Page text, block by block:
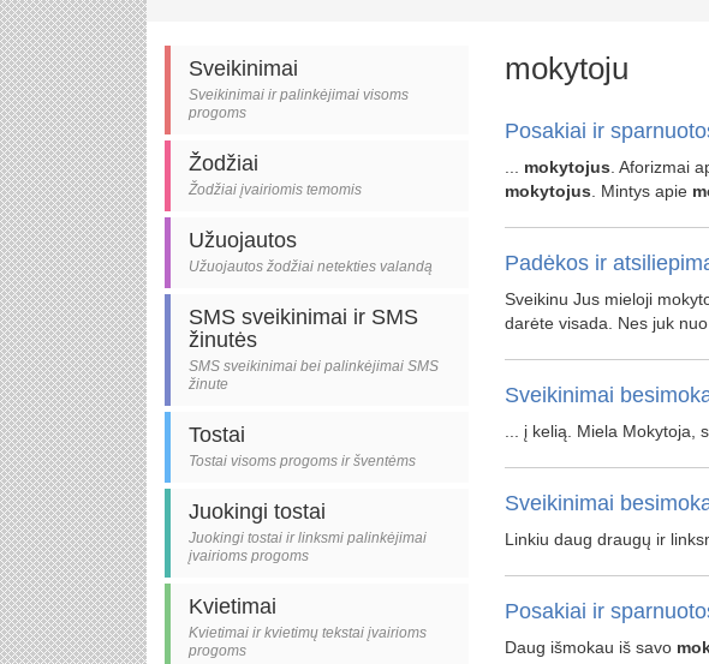
Sveikinimai
Sveikinimai ir palinkėjimai visoms
progoms
Žodžiai
Žodžiai įvairiomis temomis
Užuojautos
Užuojautos žodžiai netekties valandą
SMS sveikinimai ir SMS
žinutės
SMS sveikinimai bei palinkėjimai SMS
žinute
Tostai
Tostai visoms progoms ir šventėms
Juokingi tostai
Juokingi tostai ir linksmi palinkėjimai
įvairioms progoms
Kvietimai
Kvietimai ir kvietimų tekstai įvairioms
progoms
mokytoju
Posakiai ir
mokytojus . Aforizmai
mokytojus . Mintys apie
Padėkos ir
Sveikinu Jus mieloji
darėte visada. Nes juk
Sveikinimai
... į kelią. Miela Mokytoja,
Sveikinimai
Linkiu daug draugų ir
Posakiai ir
Daug išmokau iš savo